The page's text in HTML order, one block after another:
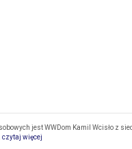
jest WWDom Kamil Wcisło z
czytaj więcej